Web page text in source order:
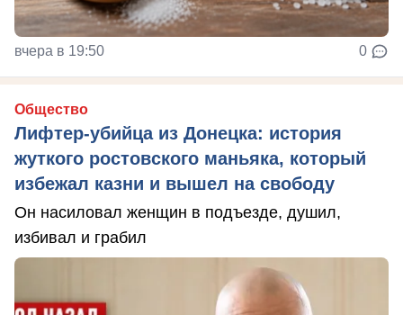
вчера в 19:50 0
Общество
Лифтер-убийца из Донецка: история
жуткого ростовского маньяка, который
избежал казни и вышел на свободу
Он насиловал женщин в подъезде, душил,
избивал и грабил